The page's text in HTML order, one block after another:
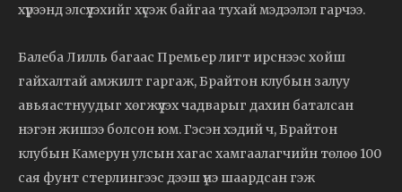
хүрээнд элсүүлэхийг хүсэж байгаа тухай мэдээлэл гарчээ.
Балеба Лилль багаас Премьер лигт ирснээс хойш
гайхалтай амжилт гаргаж, Брайтон клубын залуу
авьяастнуудыг хөгжүүлэх чадварыг дахин баталсан
нэгэн жишээ болсон юм. Гэсэн хэдий ч, Брайтон
клубын Камерун улсын хагас хамгаалагчийн төлөө 100
сая фунт стерлингээс дээш үнэ шаардсан гэж